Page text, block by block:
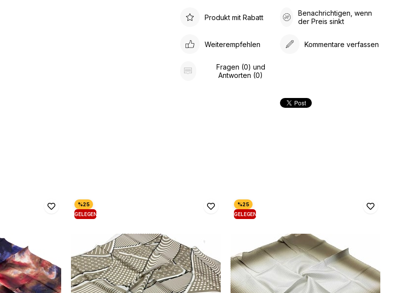
Produkt mit Rabatt
Benachrichtigen, wenn
der Preis sinkt
Weiterempfehlen Kommentare verfassen
Fragen (0) und
Antworten (0)
GELEGENHEIT
GELEGENHEIT